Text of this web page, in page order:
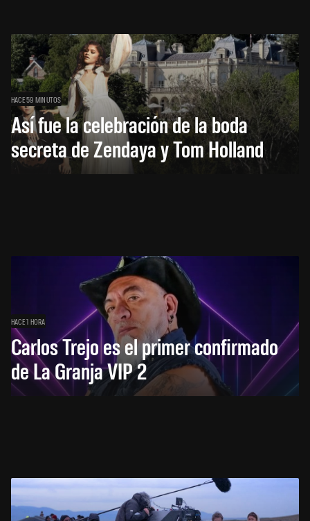
HACE 59 MINUTOS
Así fue la celebración de la boda
secreta de Zendaya y Tom Holland
HACE 1 HORA
Carlos Trejo es el primer confirmado
de La Granja VIP 2